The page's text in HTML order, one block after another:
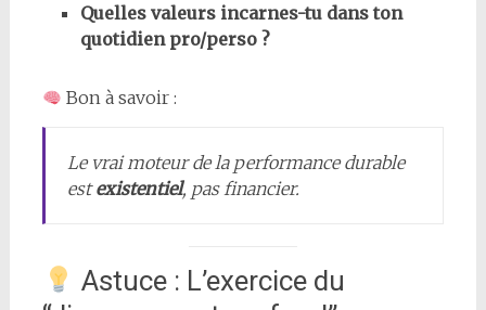
Quelles valeurs incarnes-tu dans ton
quotidien pro/perso ?
Bon à savoir :
Le vrai moteur de la performance durable
estexistentiel, pas financier.
Astuce : L’exercice du